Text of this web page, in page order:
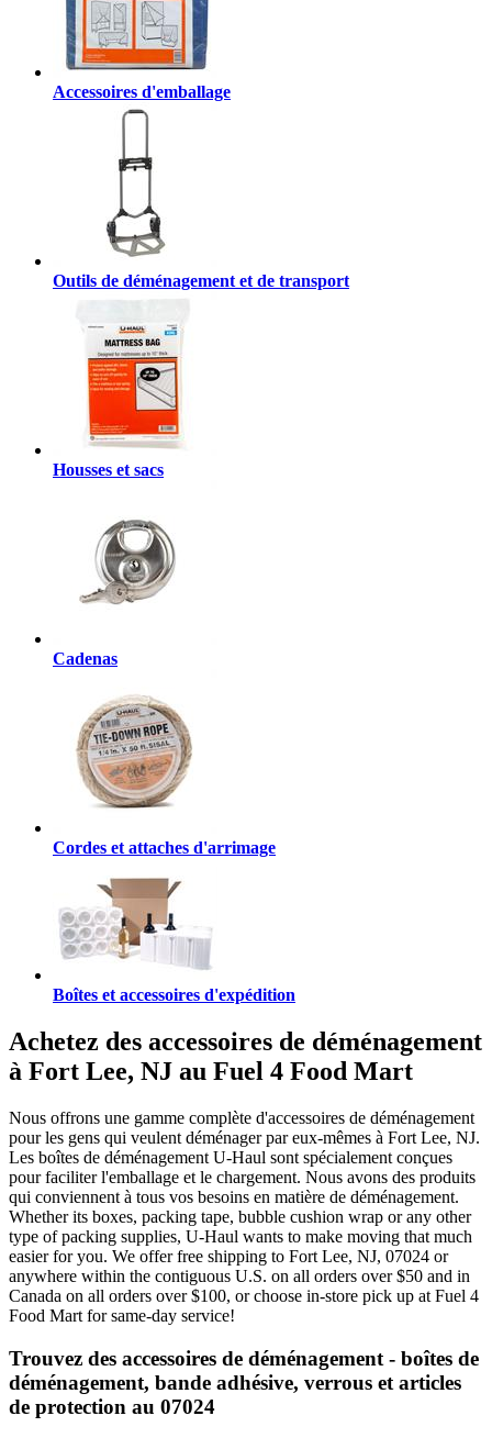
Accessoires d'emballage
Outils de déménagement et de transport
Housses et sacs
Cadenas
Cordes et attaches d'arrimage
Boîtes et accessoires d'expédition
Achetez des accessoires de déménagement
à Fort Lee, NJ au Fuel 4 Food Mart
Nous offrons une gamme complète d'accessoires de déménagement
pour les gens qui veulent déménager par eux-mêmes à Fort Lee, NJ.
Les boîtes de déménagement U-Haul sont spécialement conçues
pour faciliter l'emballage et le chargement. Nous avons des produits
qui conviennent à tous vos besoins en matière de déménagement.
Whether its boxes, packing tape, bubble cushion wrap or any other
type of packing supplies, U-Haul wants to make moving that much
easier for you. We offer free shipping to Fort Lee, NJ, 07024 or
anywhere within the contiguous U.S. on all orders over $50 and in
Canada on all orders over $100, or choose in-store pick up at Fuel 4
Food Mart for same-day service!
Trouvez des accessoires de déménagement - boîtes de
déménagement, bande adhésive, verrous et articles
de protection au 07024